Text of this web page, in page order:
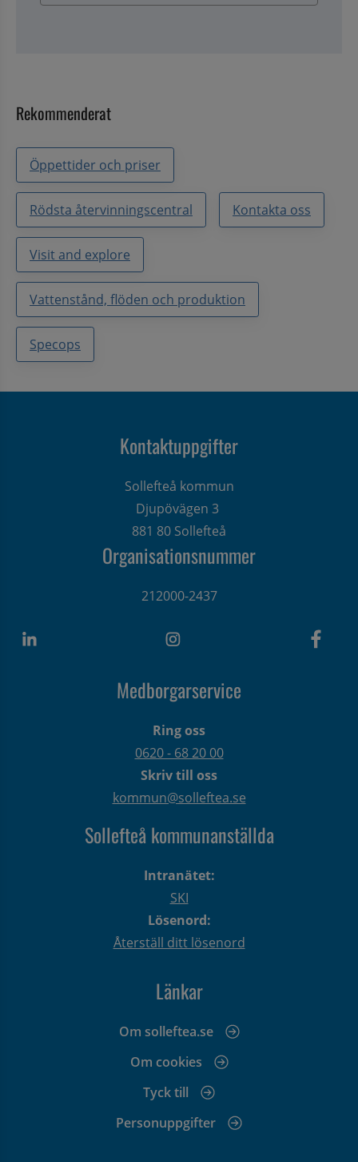
Rekommenderat
Öppettider och priser
Rödsta återvinningscentral Kontakta oss
Visit and explore
Vattenstånd, flöden och produktion
Specops
Kontaktuppgifter
Sollefteå kommun
Djupövägen 3
881 80 Sollefteå
Organisationsnummer
212000-2437
Medborgarservice
Ring oss
0620 - 68 20 00
Skriv till oss
kommun@solleftea.se
Sollefteå kommunanställda
Intranätet:
SKI
Lösenord:
Återställ ditt lösenord
Länkar
Om solleftea.se
Om cookies
Tyck till
Personuppgifter